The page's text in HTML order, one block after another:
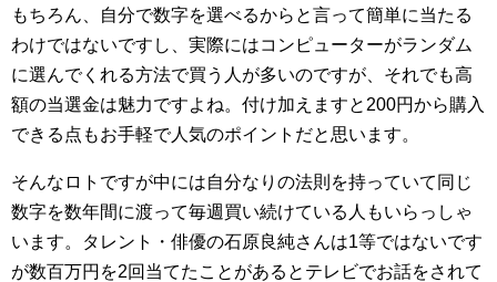
もちろん、自分で数字を選べるからと言って簡単に当たる
わけではないですし、実際にはコンピューターがランダム
に選んでくれる方法で買う人が多いのですが、それでも高
額の当選金は魅力ですよね。付け加えますと200円から購入
できる点もお手軽で人気のポイントだと思います。
そんなロトですが中には自分なりの法則を持っていて同じ
数字を数年間に渡って毎週買い続けている人もいらっしゃ
います。タレント・俳優の石原良純さんは1等ではないです
が数百万円を2回当てたことがあるとテレビでお話をされて